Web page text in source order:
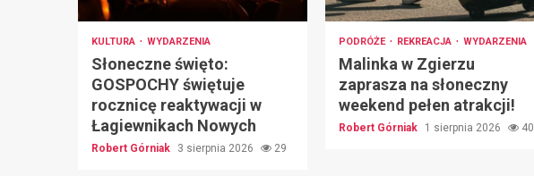
KULTURA WYDARZENIA
Słoneczne święto:
GOSPOCHY świętuje
rocznicę reaktywacji w
Łagiewnikach Nowych
Robert Górniak 3 sierpnia 2026 29
PODRÓŻE REKREACJA WYDARZENIA
Malinka w Zgierzu
zaprasza na słoneczny
weekend pełen atrakcji!
Robert Górniak 1 sierpnia 2026 40